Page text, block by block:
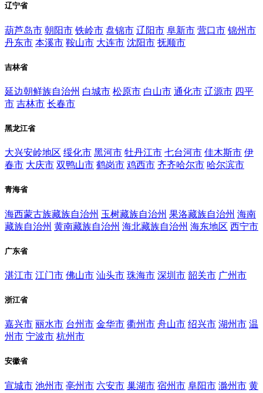
辽宁省
葫芦岛市 朝阳市 铁岭市 盘锦市 辽阳市 阜新市 营口市 锦州市
丹东市 本溪市 鞍山市 大连市 沈阳市 抚顺市
吉林省
延边朝鲜族自治州 白城市 松原市 白山市 通化市 辽源市 四平
市 吉林市 长春市
黑龙江省
大兴安岭地区 绥化市 黑河市 牡丹江市 七台河市 佳木斯市 伊
春市 大庆市 双鸭山市 鹤岗市 鸡西市 齐齐哈尔市 哈尔滨市
青海省
海西蒙古族藏族自治州 玉树藏族自治州 果洛藏族自治州 海南
藏族自治州 黄南藏族自治州 海北藏族自治州 海东地区 西宁市
广东省
湛江市 江门市 佛山市 汕头市 珠海市 深圳市 韶关市 广州市
浙江省
嘉兴市 丽水市 台州市 金华市 衢州市 舟山市 绍兴市 湖州市 温
州市 宁波市 杭州市
安徽省
宣城市 池州市 亳州市 六安市 巢湖市 宿州市 阜阳市 滁州市 黄